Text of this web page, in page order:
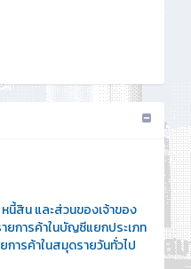
นี้สิน และส่วนของเจ้าของ
ยการค้าในบัญชีแยกประเภท
การค้าในสมุดรายวันทั่วไป